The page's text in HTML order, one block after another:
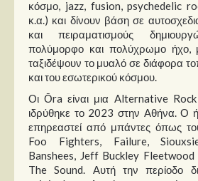
κόσμο, jazz, fusion, psychedelic
κ.α.) και δίνουν βάση σε
και πειραματισμούς
πολύμορφο και πολύχρωμο ήχο,
ταξιδέψουν το μυαλό σε διάφορα
και του εσωτερικού κόσμου.
Οι Ōra είναι μια Alternative
ιδρύθηκε το 2023 στην Αθήνα. Ο
επηρεαστεί από μπάντες όπως
Foo Fighters, Failure,
Banshees, Jeff Buckley Fleetwood
The Sound. Αυτή την περίοδο